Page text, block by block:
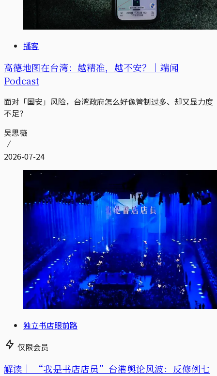
播客
高德地图在台湾：越精准，越不安？｜端闻
Podcast
面对「国安」风险，台湾政府怎么好像管制过多、却又显力度
不足？
吴思薇
2026-07-24
独立书店眼前路
仅限会员
解读｜
“我是书店店员”台港舆论风波：反修例七